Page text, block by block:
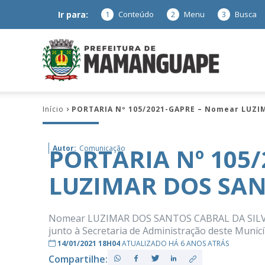
Ir para: 1 Conteúdo 2 Menu 3 Busca
Mamanguape
–
Início PORTARIA Nº 105/2021-GAPRE – Nomear
Autor: Comunicação
PORTARIA Nº
LUZIMAR DOS
Nomear LUZIMAR DOS SANTOS CABRAL DA
junto à Secretaria de Administração deste
14/01/2021 18H04ATUALIZADO HÁ 6 ANOS ATRÁS
Compartilhe: